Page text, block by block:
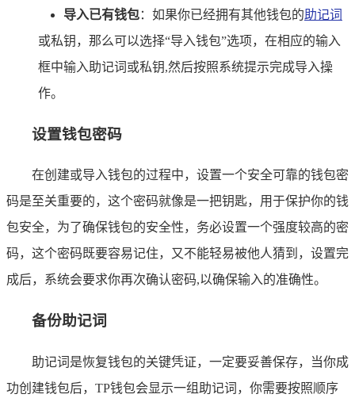
导入已有钱包：如果你已经拥有其他钱包的助记词
或私钥，那么可以选择“导入钱包”选项，在相应的输入
框中输入助记词或私钥,然后按照系统提示完成导入操
作。
设置钱包密码
在创建或导入钱包的过程中，设置一个安全可靠的钱包密
码是至关重要的，这个密码就像是一把钥匙，用于保护你的钱
包安全，为了确保钱包的安全性，务必设置一个强度较高的密
码，这个密码既要容易记住，又不能轻易被他人猜到，设置完
成后，系统会要求你再次确认密码,以确保输入的准确性。
备份助记词
助记词是恢复钱包的关键凭证，一定要妥善保存，当你成
功创建钱包后，TP钱包会显示一组助记词，你需要按照顺序